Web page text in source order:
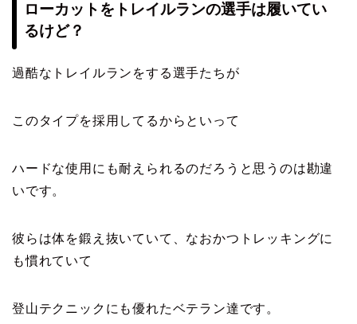
ローカットをトレイルランの選手は履いてい
るけど？
過酷なトレイルランをする選手たちが
このタイプを採用してるからといって
ハードな使用にも耐えられるのだろうと思うのは勘違
いです。
彼らは体を鍛え抜いていて、なおかつトレッキングに
も慣れていて
登山テクニックにも優れたベテラン達です。